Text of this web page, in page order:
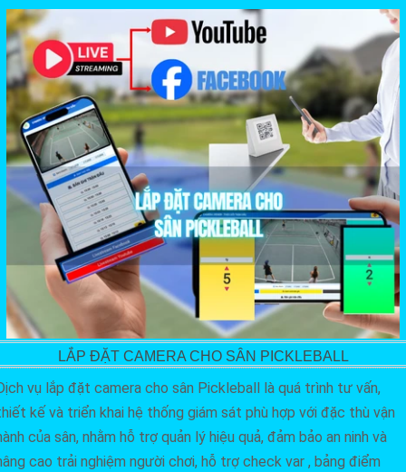
LẮP ĐẶT CAMERA CHO SÂN PICKLEBALL
vụ lắp đặt camera cho sân Pickleball là quá trình tư vấn,
kế và triển khai hệ thống giám sát phù hợp với đặc thù vận
của sân, nhằm hỗ trợ quản lý hiệu quả, đảm bảo an ninh và
cao trải nghiệm người chơi, hỗ trợ check var , bảng điểm